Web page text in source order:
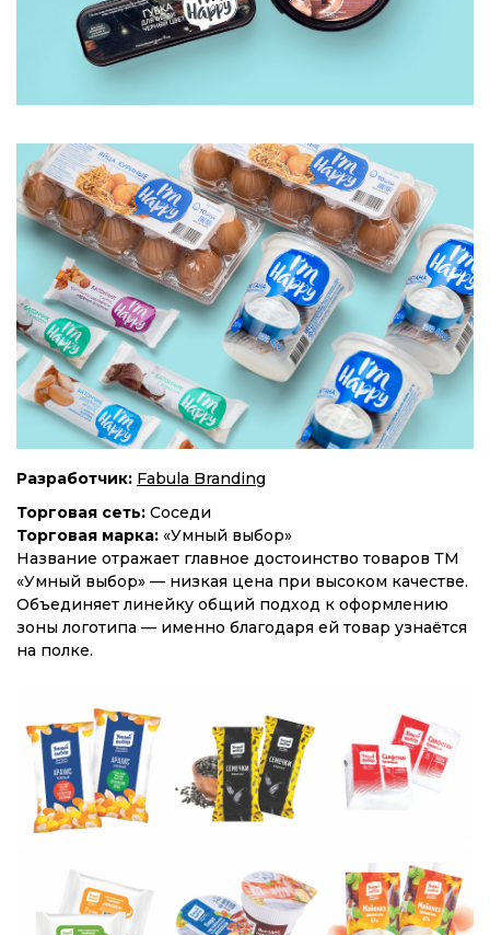
Разработчик: Fabula Branding
Торговая сеть: Соседи
Торговая марка: «Умный выбор»
Название отражает главное достоинство товаров ТМ
«Умный выбор» — низкая цена при высоком качестве.
Объединяет линейку общий подход к оформлению
зоны логотипа — именно благодаря ей товар узнаётся
на полке.